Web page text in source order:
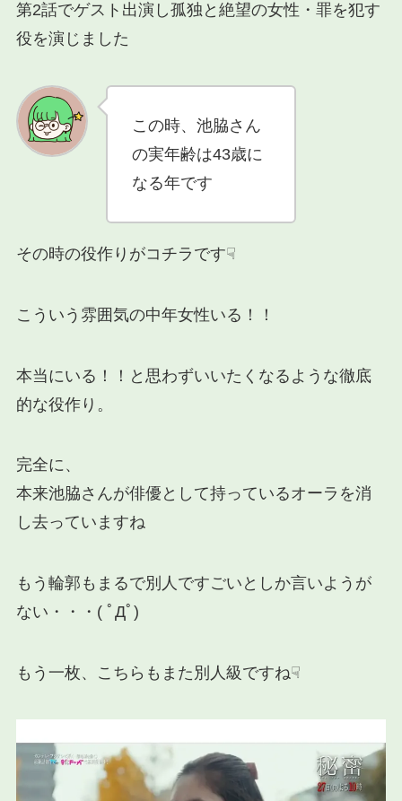
第2話でゲスト出演し孤独と絶望の女性・罪を犯す
役を演じました
この時、池脇さん
の実年齢は43歳に
なる年です
その時の役作りがコチラです☟
こういう雰囲気の中年女性いる！！
本当にいる！！と思わずいいたくなるような徹底
的な役作り。
完全に、
本来池脇さんが俳優として持っているオーラを消
し去っていますね
もう輪郭もまるで別人ですごいとしか言いようが
ない・・・( ﾟДﾟ)
もう一枚、こちらもまた別人級ですね☟